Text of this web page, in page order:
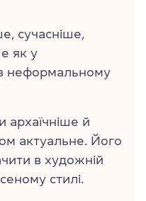
сучасніше,
як у
неформальному
архаїчніше й
актуальне. Його
в художній
стилі.